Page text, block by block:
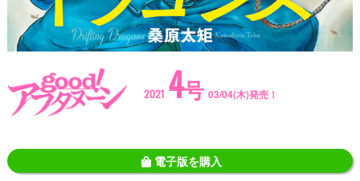
2021 4号 03/04(木)発売！
電子版を購入